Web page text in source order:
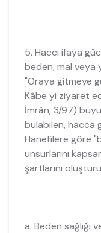
5. Haccı ifaya
beden, mal veya
"Oraya gitmeye
Kâbe yi ziyaret
İmrân, 3/97)
bulabilen, hacca
Hanefîlere göre
unsurlarını
şartlarını
a. Beden sağlığı